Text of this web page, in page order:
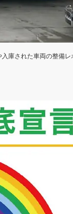
庫された車両の整備レ